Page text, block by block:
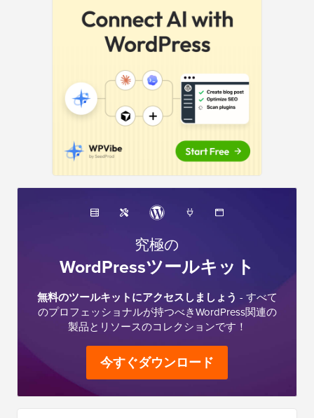
究極の
WordPressツールキット
無料のツールキットにアクセスしましょう - すべて
のプロフェッショナルが持つべきWordPress関連の
製品とリソースのコレクションです！
今すぐダウンロード